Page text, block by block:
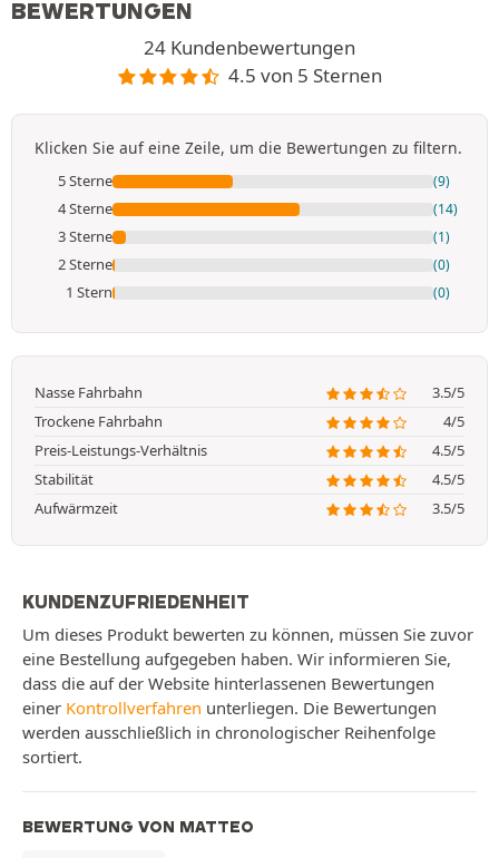
BEWERTUNGEN
24 Kundenbewertungen
4.5 von 5 Sternen
Klicken Sie auf eine Zeile, um die Bewertungen zu filtern.
5 Sterne (9)
4 Sterne (14)
3 Sterne (1)
2 Sterne (0)
1 Stern (0)
Nasse Fahrbahn
3.5/5
Trockene Fahrbahn
4/5
Preis-Leistungs-Verhältnis
4.5/5
Stabilität
4.5/5
Aufwärmzeit
3.5/5
KUNDENZUFRIEDENHEIT
Um dieses Produkt bewerten zu können, müssen Sie zuvor
eine Bestellung aufgegeben haben. Wir informieren Sie,
dass die auf der Website hinterlassenen Bewertungen
einer Kontrollverfahren unterliegen. Die Bewertungen
werden ausschließlich in chronologischer Reihenfolge
sortiert.
BEWERTUNG VON MATTEO